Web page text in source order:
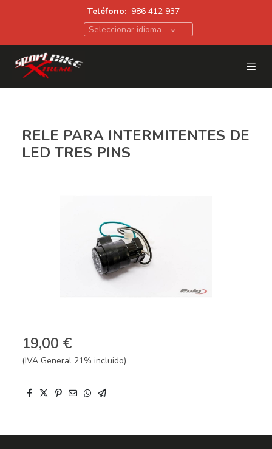
Teléfono: 986 412 937
Seleccionar idioma
RELE PARA INTERMITENTES DE
LED TRES PINS
19,00 €
(IVA General 21% incluido)